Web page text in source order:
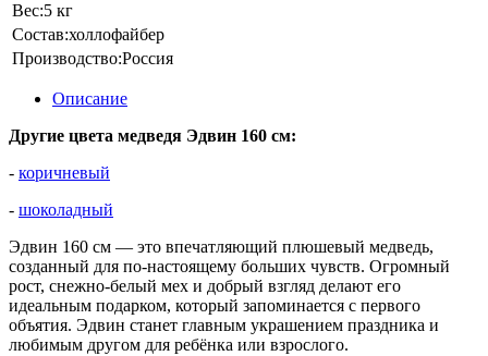
Вес:5 кг
Состав:холлофайбер
Производство:Россия
Описание
Другие цвета медведя Эдвин 160 см:
- коричневый
- шоколадный
Эдвин 160 см — это впечатляющий плюшевый медведь,
созданный для по‑настоящему больших чувств. Огромный
рост, снежно‑белый мех и добрый взгляд делают его
идеальным подарком, который запоминается с первого
объятия. Эдвин станет главным украшением праздника и
любимым другом для ребёнка или взрослого.